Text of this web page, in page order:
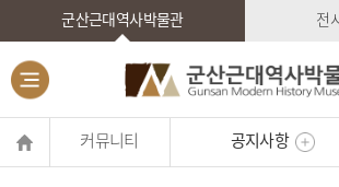
군산근대역사박물관 전
커뮤니티 공지사항